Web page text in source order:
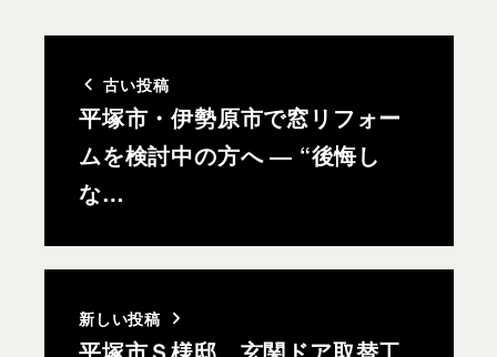
古い投稿
平塚市・伊勢原市で窓リフォー
ムを検討中の方へ ― “後悔し
な…
新しい投稿